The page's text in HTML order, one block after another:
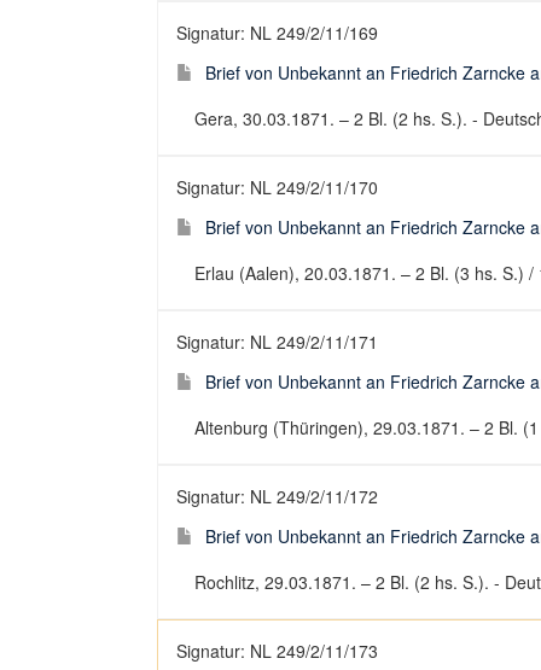
Signatur: NL 249/2/11/169
Brief von Unbekannt an Friedrich Zarncke
Gera, 30.03.1871. – 2 Bl. (2 hs. S.). -
Signatur: NL 249/2/11/170
Brief von Unbekannt an Friedrich Zarncke
Erlau (Aalen), 20.03.1871. – 2 Bl. (3 hs. S.)
Signatur: NL 249/2/11/171
Brief von Unbekannt an Friedrich Zarncke
Altenburg (Thüringen), 29.03.1871. – 2 Bl.
Signatur: NL 249/2/11/172
Brief von Unbekannt an Friedrich Zarncke
Rochlitz, 29.03.1871. – 2 Bl. (2 hs. S.). -
Signatur: NL 249/2/11/173